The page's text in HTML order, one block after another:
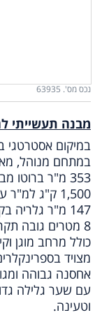
נכס מס'. 63935
מבנה תעשייתי
במיקום אסטרטגי
במתחם מנוהל,
353 מ"ר ברוטו מבנה לתעשייה ומלאכה, במצב מעטפת.
1,500 ק"ג למ"ר עומס רצפה גבוה.
147 מ"ר גלריה בקומה 2, להתאמת משרדים מרווחים.
8 מטרים גובה תקרה.
כולל מרחב מוגן
מצויד
אחסנה גבוהה
עם שער גלילה
וטעינה.